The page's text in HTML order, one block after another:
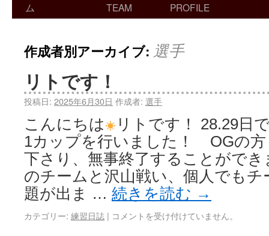
ム
TEAM
PROFILE
作成者別アーカイブ: 選手
リトです！
投稿日: 2025年6月30日 作成者: 選手
こんにちは
リトです！ 28.29日
1カップを行いました！ OGの方
下さり、無事終了することがで
のチームと沢山戦い、個人でも
題が出ま … 続きを読む →
カテゴリー: 練習日誌 | コメントを受け付けていません。